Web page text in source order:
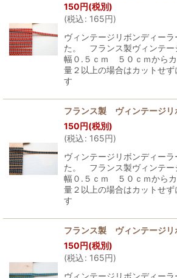
150円(税別)
(税込: 165円)
ヴィンテージリボンディーラ
た。 フランス製ヴィンテ
幅０.５ｃｍ ５０ｃｍから
量２以上の場合はカットせず
す
フランス製 ヴィンテージ
150円(税別)
(税込: 165円)
ヴィンテージリボンディーラ
た。 フランス製ヴィンテ
幅０.５ｃｍ ５０ｃｍから
量２以上の場合はカットせず
す
フランス製 ヴィンテージ
150円(税別)
(税込: 165円)
ヴィンテージリボンディーラ